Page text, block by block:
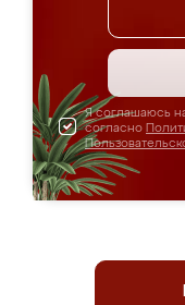
Я соглашаюсь
согласно